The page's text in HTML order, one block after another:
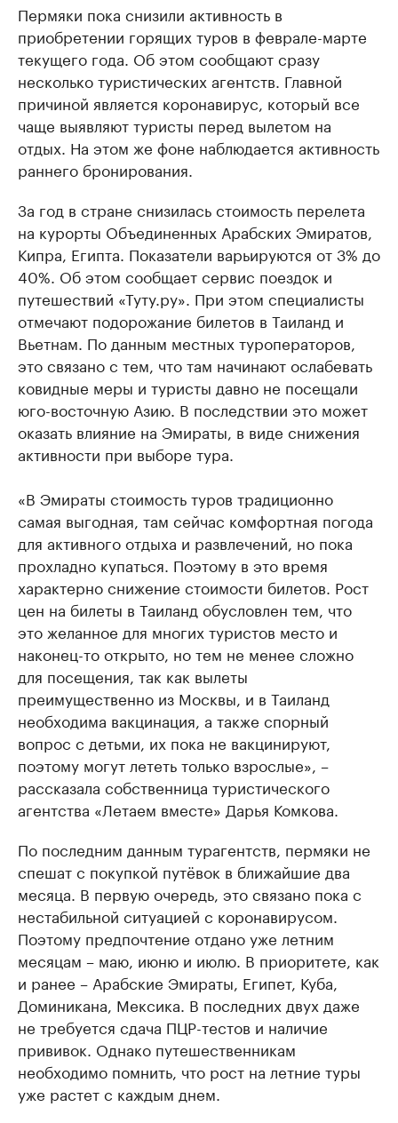
Пермяки пока снизили активность в
приобретении горящих туров в феврале-марте
текущего года. Об этом сообщают сразу
несколько туристических агентств. Главной
причиной является коронавирус, который все
чаще выявляют туристы перед вылетом на
отдых. На этом же фоне наблюдается активность
раннего бронирования.
За год в стране снизилась стоимость перелета
на курорты Объединенных Арабских Эмиратов,
Кипра, Египта. Показатели варьируются от 3% до
40%. Об этом сообщает сервис поездок и
путешествий «Туту.ру». При этом специалисты
отмечают подорожание билетов в Таиланд и
Вьетнам. По данным местных туроператоров,
это связано с тем, что там начинают ослабевать
ковидные меры и туристы давно не посещали
юго-восточную Азию. В последствии это может
оказать влияние на Эмираты, в виде снижения
активности при выборе тура.
«В Эмираты стоимость туров традиционно
самая выгодная, там сейчас комфортная погода
для активного отдыха и развлечений, но пока
прохладно купаться. Поэтому в это время
характерно снижение стоимости билетов. Рост
цен на билеты в Таиланд обусловлен тем, что
это желанное для многих туристов место и
наконец-то открыто, но тем не менее сложно
для посещения, так как вылеты
преимущественно из Москвы, и в Таиланд
необходима вакцинация, а также спорный
вопрос с детьми, их пока не вакцинируют,
поэтому могут лететь только взрослые», –
рассказала собственница туристического
агентства «Летаем вместе» Дарья Комкова.
По последним данным турагентств, пермяки не
спешат с покупкой путёвок в ближайшие два
месяца. В первую очередь, это связано пока с
нестабильной ситуацией с коронавирусом.
Поэтому предпочтение отдано уже летним
месяцам – маю, июню и июлю. В приоритете, как
и ранее – Арабские Эмираты, Египет, Куба,
Доминикана, Мексика. В последних двух даже
не требуется сдача ПЦР-тестов и наличие
прививок. Однако путешественникам
необходимо помнить, что рост на летние туры
уже растет с каждым днем.